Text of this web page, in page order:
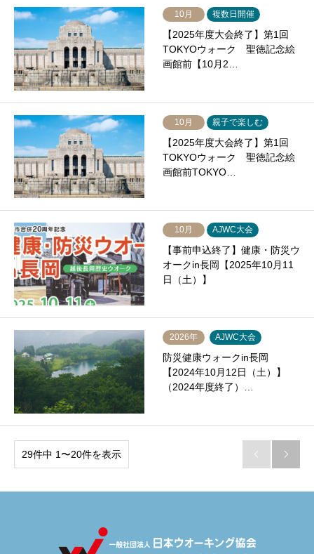
10月 複数日開催
【2025年度大会終了】第1回
TOKYOウォーク 聖徳記念絵
画館前【10月2…
10月 親子で楽しむ
【2025年度大会終了】第1回
TOKYOウォーク 聖徳記念絵
画館前TOKYO…
10月 AJWC大会
【事前申込終了】健康・防災ウ
オークin長岡【2025年10月11
日（土）】
2026年 AJWC大会
防災健康ウォークin長岡
【2024年10月12日（土）】
（2024年度終了）…
29件中 1〜20件を表示  